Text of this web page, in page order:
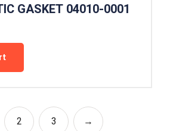
GASKET 04010-0001
2 3 →